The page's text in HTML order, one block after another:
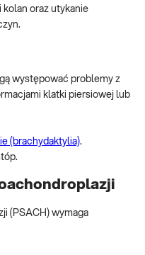
oraz utykanie
występować problemy z
klatki piersiowej lub
(brachydaktylia).
(PSACH) wymaga